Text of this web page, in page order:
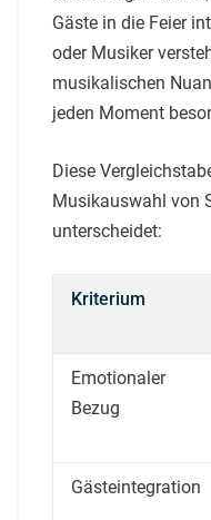
Gäste in die Feier
oder Musiker
musikalischen
jeden Moment
Diese
Musikauswahl von
unterscheidet:
Kriterium
Emotionaler
Bezug
Gästeintegration